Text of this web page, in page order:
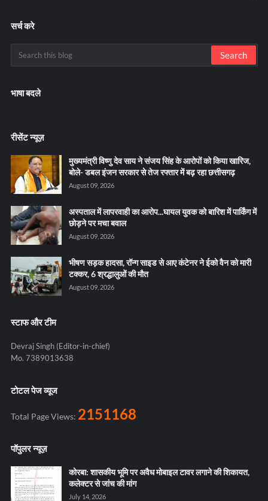
सर्च करे
भाषा बदले
रीसेंट न्यूज़
मुख्यमंत्री विष्णु देव साय ने संजय सिंह के आरोपों को किया खारिज,
बोले- डबल इंजन सरकार से तेज रफ्तार में बढ़ रहा छत्तीसगढ़
August 09, 2026
अस्पताल में लापरवाही का आरोप...घायल युवक को बारिश में पार्किंग में
छोड़ने पर मचा बवाल
August 09, 2026
भीषण सड़क हादसा, रॉन्ग साइड से आए कंटेनर ने ईको वैन को मारी
टक्कर, 6 श्रद्धालुओं की मौत
August 09, 2026
स्टाफ और टीम
Devraj Singh (Editor-in-chief)
Mo. 7389013638
टोटल पेज व्यूज
Total Page Views: 2151168
पॉपुलर न्यूज़
कोरबा: शासकीय भूमि पर अवैध मोबाइल टावर लगाने की शिकायत,
कलेक्टर से जांच की मांग
July 14, 2026